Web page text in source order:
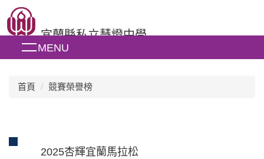
跳
到
主
內
宜蘭縣私立慧燈中學
MENU
首頁 競賽榮譽榜
2025杏輝宜蘭馬拉松